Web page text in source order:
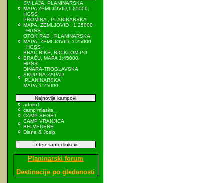
SVILAJA, PLANINARSKA
MAPA ZEMLJOVID,1:25000,
HGSS
PROMINA , PLANINARSKA
MAPA, ZEMLJOVID , 1:25000
, HGSS
OTOK RAB , PLANINARSKA
MAPA, ZEMLJOVID, 1:25000
, HGSS
BRAČ BIKE, BICIKLOM PO
BRAČU, MAPA 1:45000,
HGSS
DINARA-TROGLAVSKA
SKUPINA-ZAPAD
,PLANINARSKA
MAPA,1:25000
Najnovije kampovi
admin1
camp mlaska
CAMP SEGET
CAMP VRANJICA
BELVEDERE
Diana & Josip
Interesantni linkovi
Planinarski forum
Destinacije po gledanosti